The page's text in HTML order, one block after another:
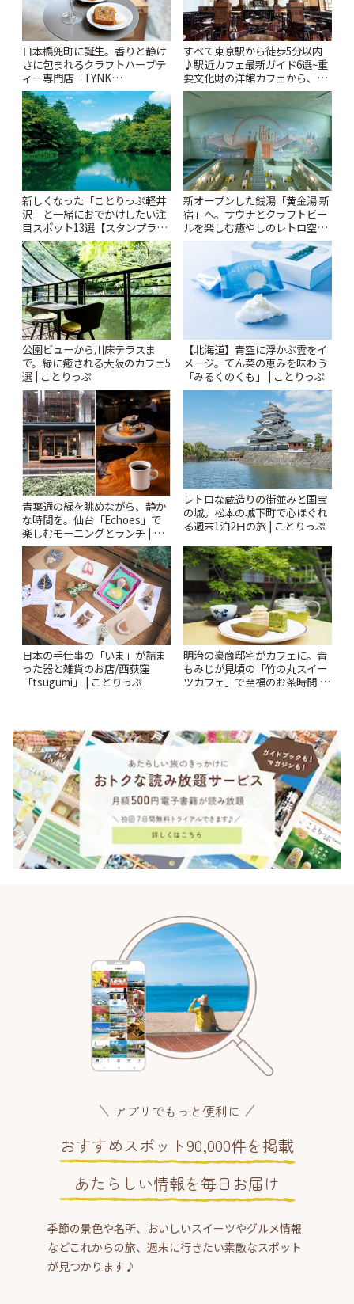
日本橋兜町に誕生。香りと静け
さに包まれるクラフトハーブテ
ィー専門店「TYNK
Kabutocho」 | ことりっぷ
すべて東京駅から徒歩5分以内
♪駅近カフェ最新ガイド6選~重
要文化財の洋館カフェから、改
札すぐのレトロ喫茶まで~ | こと
新しくなった「ことりっぷ軽井
沢」と一緒におでかけしたい注
目スポット13選【スタンプラリ
ー開催中】 | ことりっぷ
新オープンした銭湯「黄金湯 新
宿」へ。サウナとクラフトビー
ルを楽しむ癒やしのレトロ空間
| ことりっぷ
公園ビューから川床テラスま
で。緑に癒される大阪のカフェ5
選 | ことりっぷ
【北海道】青空に浮かぶ雲をイ
メージ。てん菜の恵みを味わう
「みるくのくも」 | ことりっぷ
青葉通の緑を眺めながら、静か
な時間を。仙台「Echoes」で
楽しむモーニングとランチ | こ
とりっぷ
レトロな蔵造りの街並みと国宝
の城。松本の城下町で心ほぐれ
る週末1泊2日の旅 | ことりっぷ
日本の手仕事の「いま」が詰ま
った器と雑貨のお店/西荻窪
「tsugumi」 | ことりっぷ
明治の豪商邸宅がカフェに。青
もみじが見頃の「竹の丸スイー
ツカフェ」で至福のお茶時間 |
アプリでもっと便利に
おすすめスポット90,000件を掲載
あたらしい情報を毎日お届け
季節の景色や名所、おいしいスイーツやグルメ情報
などこれからの旅、週末に行きたい素敵なスポット
が見つかります♪